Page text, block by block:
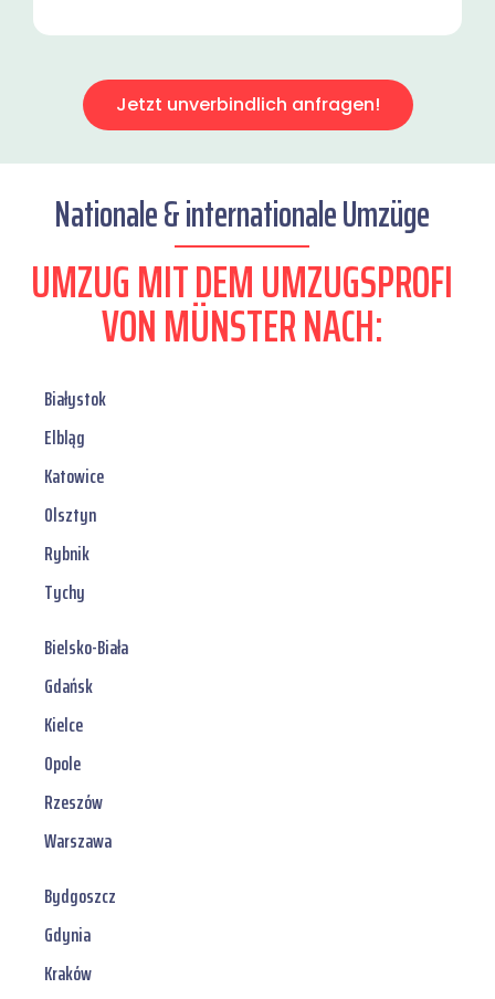
Jetzt unverbindlich anfragen!
Nationale & internationale Umzüge
UMZUG MIT DEM UMZUGSPROFI
VON MÜNSTER NACH:
Białystok
Elbląg
Katowice
Olsztyn
Rybnik
Tychy
Bielsko-Biała
Gdańsk
Kielce
Opole
Rzeszów
Warszawa
Bydgoszcz
Gdynia
Kraków